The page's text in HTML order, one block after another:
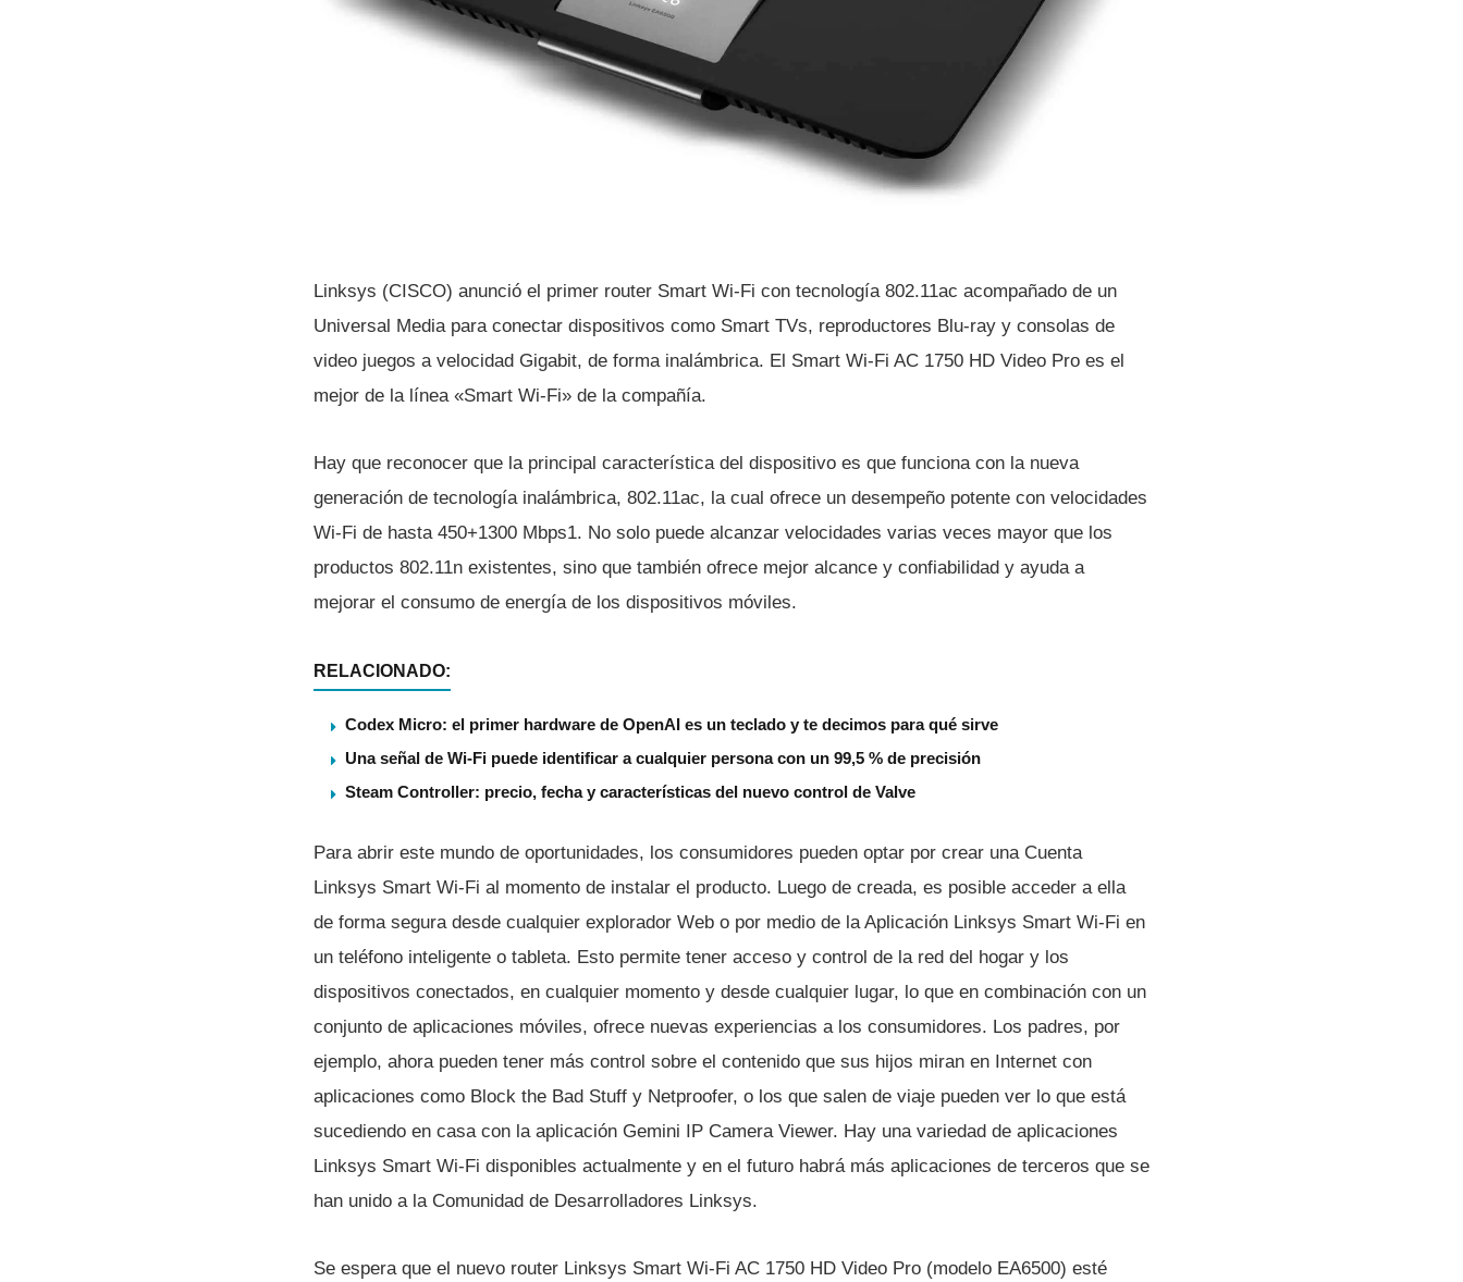
Linksys (CISCO) anunció el primer router Smart Wi-Fi con tecnologí­a 802.11ac acompañado de un
Universal Media para conectar dispositivos como Smart TVs, reproductores Blu-ray y consolas de
video juegos a velocidad Gigabit, de forma inalámbrica. El Smart Wi-Fi AC 1750 HD Video Pro es el
mejor de la lí­nea «Smart Wi-Fi» de la compañí­a.
Hay que reconocer que la principal caracterí­stica del dispositivo es que funciona con la nueva
generación de tecnologí­a inalámbrica, 802.11ac, la cual ofrece un desempeño potente con velocidades
Wi-Fi de hasta 450+1300 Mbps1. No solo puede alcanzar velocidades varias veces mayor que los
productos 802.11n existentes, sino que también ofrece mejor alcance y confiabilidad y ayuda a
mejorar el consumo de energí­a de los dispositivos móviles.
RELACIONADO:
Codex Micro: el primer hardware de OpenAI es un teclado y te decimos para qué sirve
Una señal de Wi-Fi puede identificar a cualquier persona con un 99,5 % de precisión
Steam Controller: precio, fecha y características del nuevo control de Valve
Para abrir este mundo de oportunidades, los consumidores pueden optar por crear una Cuenta
Linksys Smart Wi-Fi al momento de instalar el producto. Luego de creada, es posible acceder a ella
de forma segura desde cualquier explorador Web o por medio de la Aplicación Linksys Smart Wi-Fi en
un teléfono inteligente o tableta. Esto permite tener acceso y control de la red del hogar y los
dispositivos conectados, en cualquier momento y desde cualquier lugar, lo que en combinación con un
conjunto de aplicaciones móviles, ofrece nuevas experiencias a los consumidores. Los padres, por
ejemplo, ahora pueden tener más control sobre el contenido que sus hijos miran en Internet con
aplicaciones como Block the Bad Stuff y Netproofer, o los que salen de viaje pueden ver lo que está
sucediendo en casa con la aplicación Gemini IP Camera Viewer. Hay una variedad de aplicaciones
Linksys Smart Wi-Fi disponibles actualmente y en el futuro habrá más aplicaciones de terceros que se
han unido a la Comunidad de Desarrolladores Linksys.
Se espera que el nuevo router Linksys Smart Wi-Fi AC 1750 HD Video Pro (modelo EA6500) esté